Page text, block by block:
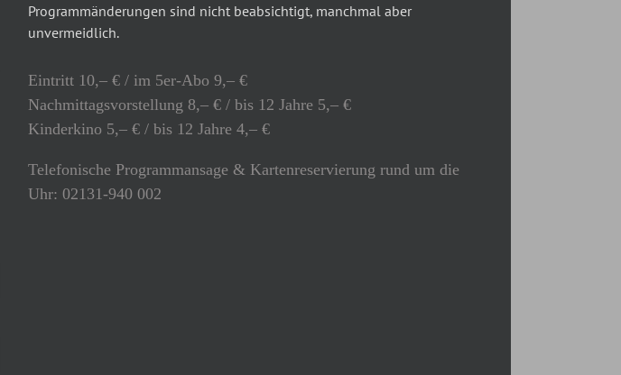
Programmänderungen sind nicht beabsichtigt, manchmal aber
unvermeidlich.
Eintritt 10,– € / im 5er-Abo 9,– €
Nachmittagsvorstellung 8,– € / bis 12 Jahre 5,– €
Kinderkino 5,– € / bis 12 Jahre 4,– €
Telefonische Programmansage & Kartenreservierung rund um die
Uhr: 02131-940 002